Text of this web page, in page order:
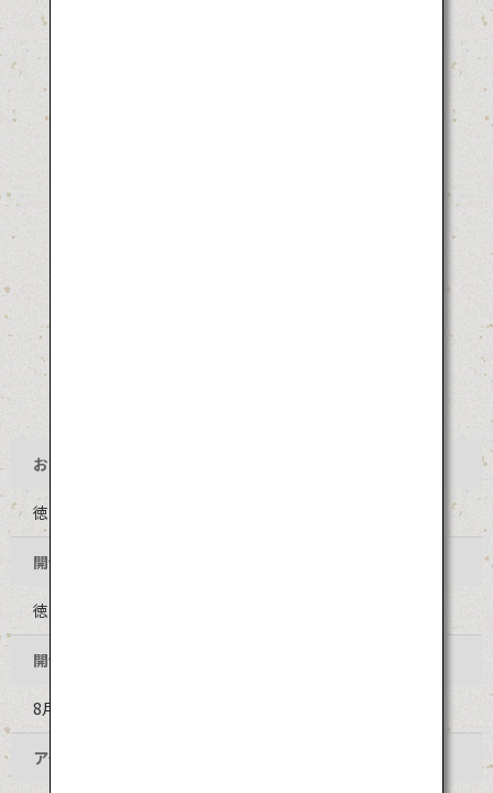
お祭り名
徳島阿波おどり
開催地
徳島県徳島市 中心部
開催時期
8月12日～15日（毎年同日程）
アクセス